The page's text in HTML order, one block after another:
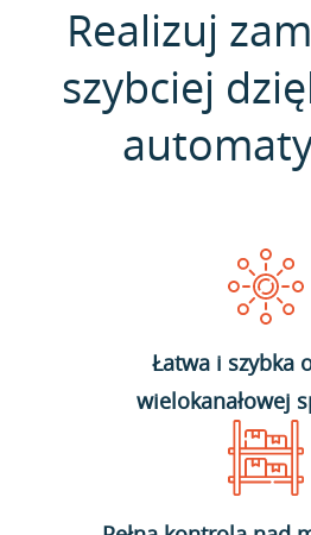
Realizuj
szybciej
Łatwa i szybka
wielokanałowej